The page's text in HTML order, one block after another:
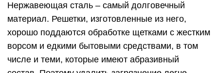
Нержавеющая сталь – самый долговечный
материал. Решетки, изготовленные из него,
хорошо поддаются обработке щетками с жестким
ворсом и едкими бытовыми средствами, в том
числе и теми, которые имеют абразивный